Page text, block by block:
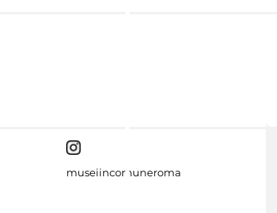
museiincomuneroma